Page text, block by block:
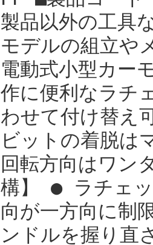
製品以外の工具
モデルの組立や
電動式小型カー
作に便利なラチ
わせて付け替え
ビットの着脱は
回転方向はワン
構】 ● ラチェッ
向が一方向に制
ンドルを握り直